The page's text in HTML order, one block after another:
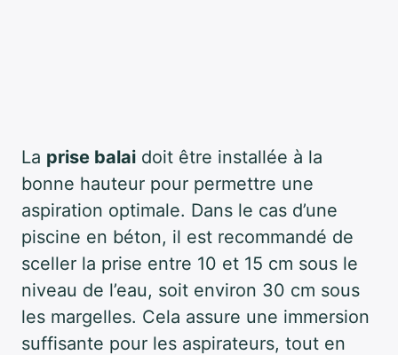
La prise balai doit être installée à la
bonne hauteur pour permettre une
aspiration optimale. Dans le cas d’une
piscine en béton, il est recommandé de
sceller la prise entre 10 et 15 cm sous le
niveau de l’eau, soit environ 30 cm sous
les margelles. Cela assure une immersion
suffisante pour les aspirateurs, tout en